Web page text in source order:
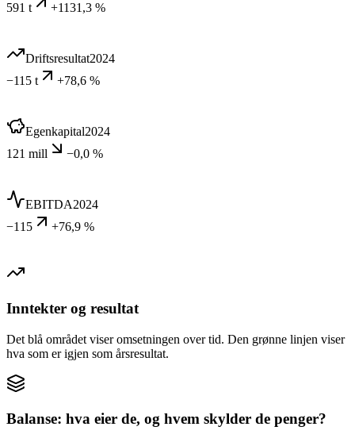
591 t
+1131,3 %
Driftsresultat2024
−115 t
+78,6 %
Egenkapital2024
121 mill
−0,0 %
EBITDA2024
−115
+76,9 %
Inntekter og resultat
Det blå området viser omsetningen over tid. Den grønne linjen viser
hva som er igjen som årsresultat.
Balanse: hva eier de, og hvem skylder de penger?